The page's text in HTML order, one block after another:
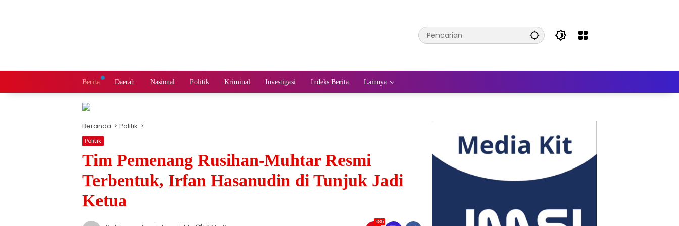
Berita Daerah Nasional Politik Kriminal Investigasi Indeks Berita Lainnya
Beranda Politik
Politik
Tim Pemenang Rusihan-Muhtar Resmi
Terbentuk, Irfan Hasanudin di Tunjuk Jadi
Ketua
585